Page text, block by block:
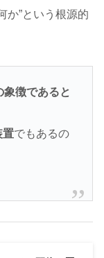
か”という根源的
象徴であると
置でもあるの